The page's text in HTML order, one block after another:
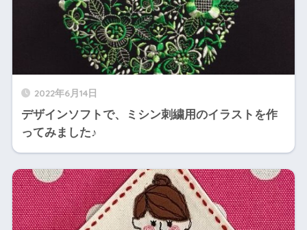
2022年6月14日
デザインソフトで、ミシン刺繍用のイラストを作
ってみました♪